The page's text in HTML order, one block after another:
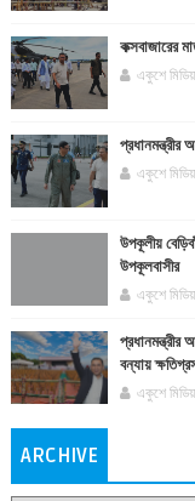
কক্সবাজারের
একুশে
প্রধানমন্ত্রীর
একুশে
উপকূলীয়
উপকূলবাসীর
একুশে
বন্যায়
একুশে
ARCHIVE